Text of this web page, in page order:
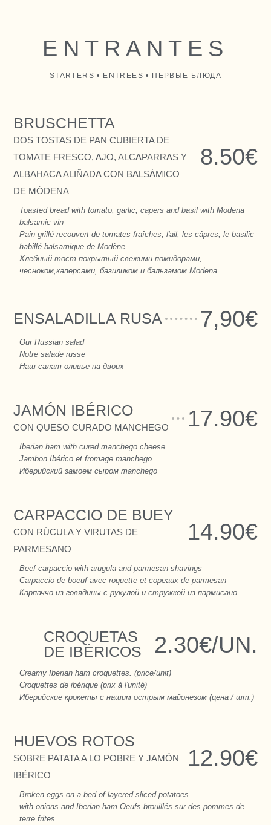
ENTRANTES
STARTERS • ENTREES • ПЕРВЫЕ БЛЮДА
BRUSCHETTA
DOS TOSTAS DE PAN CUBIERTA DE
TOMATE FRESCO, AJO, ALCAPARRAS Y
ALBAHACA ALIÑADA CON BALSÁMICO
DE MÓDENA
8.50€
Toasted bread with tomato, garlic, capers and basil with Modena
balsamic vin
Pain grillé recouvert de tomates fraîches, l'ail, les câpres, le basilic
habillé balsamique de Modène
Хлебный тост покрытый свежими помидорами,
чесноком,каперсами, базиликом и бальзамом Modena
ENSALADILLA RUSA 7,90€
Our Russian salad
Notre salade russe
Наш салат оливье на двоих
JAMÓN IBÉRICO
CON QUESO CURADO MANCHEGO 17.90€
Iberian ham with cured manchego cheese
Jambon Ibérico et fromage manchego
Иберийский замоем сыром manchego
CARPACCIO DE BUEY
CON RÚCULA Y VIRUTAS DE
PARMESANO
14.90€
Beef carpaccio with arugula and parmesan shavings
Carpaccio de boeuf avec roquette et copeaux de parmesan
Карпаччо из говядины с рукулой и стружкой из пармисано
CROQUETAS
DE IBÉRICOS
2.30€/UN.
Creamy Iberian ham croquettes. (price/unit)
Croquettes de ibérique (prix à l'unité)
Иберийские крокеты с нашим острым майонезом (цена / шт.)
HUEVOS ROTOS
SOBRE PATATA A LO POBRE Y JAMÓN
IBÉRICO
12.90€
Broken eggs on a bed of layered sliced potatoes
with onions and Iberian ham Oeufs brouillés sur des pommes de
terre frites